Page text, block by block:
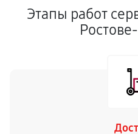
Этапы работ